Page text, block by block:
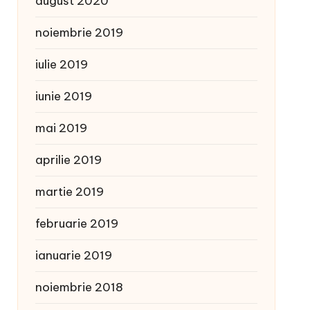
noiembrie 2019
iulie 2019
iunie 2019
mai 2019
aprilie 2019
martie 2019
februarie 2019
ianuarie 2019
noiembrie 2018